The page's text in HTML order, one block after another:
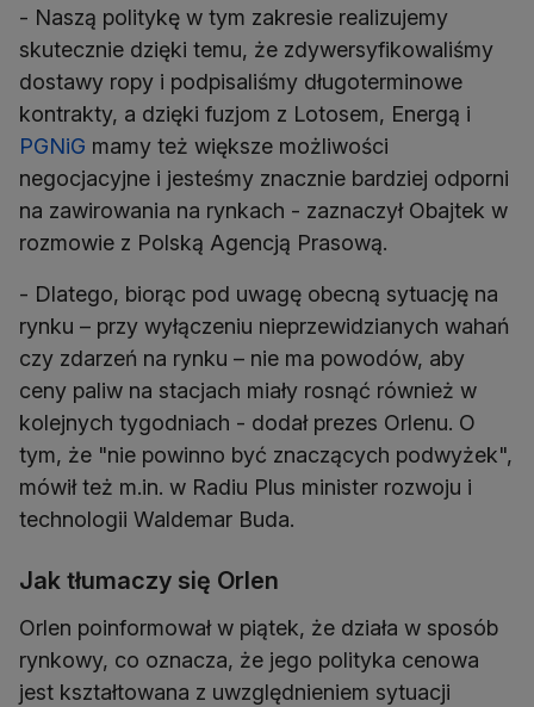
- Naszą politykę w tym zakresie realizujemy
skutecznie dzięki temu, że zdywersyfikowaliśmy
dostawy ropy i podpisaliśmy długoterminowe
kontrakty, a dzięki fuzjom z Lotosem, Energą i
PGNiG mamy też większe możliwości
negocjacyjne i jesteśmy znacznie bardziej odporni
na zawirowania na rynkach - zaznaczył Obajtek w
- Dlatego, biorąc pod uwagę obecną sytuację na
rynku – przy wyłączeniu nieprzewidzianych wahań
czy zdarzeń na rynku – nie ma powodów, aby
ceny paliw na stacjach miały rosnąć również w
kolejnych tygodniach - dodał prezes Orlenu. O
tym, że "nie powinno być znaczących podwyżek",
mówił też m.in. w Radiu Plus minister rozwoju i
technologii Waldemar Buda.
Jak tłumaczy się Orlen
Orlen poinformował w piątek, że działa w sposób
rynkowy, co oznacza, że jego polityka cenowa
jest kształtowana z uwzględnieniem sytuacji